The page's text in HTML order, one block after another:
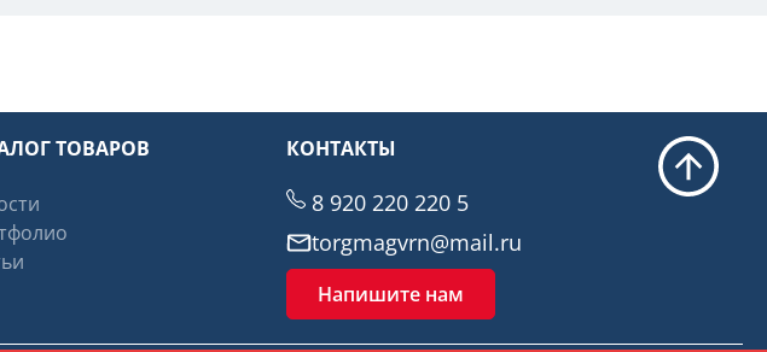
ТОВАРОВ КОНТАКТЫ
8 920 220 220 5
torgmagvrn@mail.ru
Напишите нам